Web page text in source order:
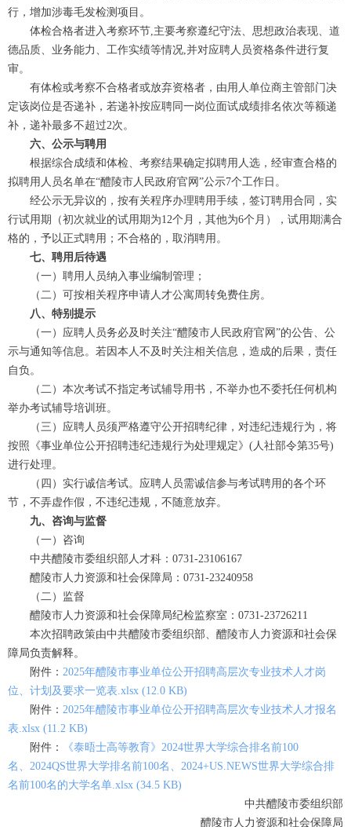
行，增加涉毒毛发检测项目。
体检合格者进入考察环节,主要考察遵纪守法、思想政治表现、道
德品质、业务能力、工作实绩等情况,并对应聘人员资格条件进行复
审。
有体检或考察不合格者或放弃资格者，由用人单位商主管部门决
定该岗位是否递补，若递补按应聘同一岗位面试成绩排名依次等额递
补，递补最多不超过2次。
六、公示与聘用
根据综合成绩和体检、考察结果确定拟聘用人选，经审查合格的
拟聘用人员名单在“醴陵市人民政府官网”公示7个工作日。
经公示无异议的，按有关程序办理聘用手续，签订聘用合同，实
行试用期（初次就业的试用期为12个月，其他为6个月），试用期满合
格的，予以正式聘用；不合格的，取消聘用。
七、聘用后待遇
（一）聘用人员纳入事业编制管理；
（二）可按相关程序申请人才公寓周转免费住房。
八、特别提示
（一）应聘人员务必及时关注“醴陵市人民政府官网”的公告、公
示与通知等信息。若因本人不及时关注相关信息，造成的后果，责任
自负。
（二）本次考试不指定考试辅导用书，不举办也不委托任何机构
举办考试辅导培训班。
（三）应聘人员须严格遵守公开招聘纪律，对违纪违规行为，将
按照《事业单位公开招聘违纪违规行为处理规定》(人社部令第35号)
进行处理。
（四）实行诚信考试。应聘人员需诚信参与考试聘用的各个环
节，不弄虚作假，不违纪违规，不随意放弃。
九、咨询与监督
（一）咨询
中共醴陵市委组织部人才科：0731-23106167
醴陵市人力资源和社会保障局：0731-23240958
（二）监督
醴陵市人力资源和社会保障局纪检监察室：0731-23726211
本次招聘政策由中共醴陵市委组织部、醴陵市人力资源和社会保
障局负责解释。
附件： 2025年醴陵市事业单位公开招聘高层次专业技术人才岗
位、计划及要求一览表.xlsx (12.0 KB)
附件： 2025年醴陵市事业单位公开招聘高层次专业技术人才报名
表.xlsx (11.2 KB)
附件：
《泰晤士高等教育》2024世界大学综合排名前100
名、 2024QS世界大学排名前100名、2024+US.NEWS世界大学综合排
名前100名的大学名单.xlsx (34.5 KB)
中共醴陵市委组织部
醴陵市人力资源和社会保障局